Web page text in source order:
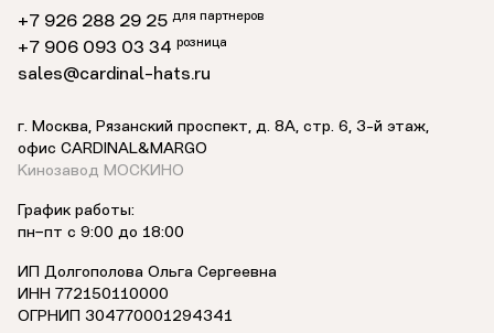
+7 926 288 29 25 для партнеров
+7 906 093 03 34 розница
sales@cardinal-hats.ru
г. Москва, Рязанский проспект, д. 8А, стр. 6, 3-й этаж
офис CARDINAL&MARGO
Кинозавод МОСКИНО
График работы:
пн−пт с 9:00 до 18:00
ИП Долгополова Ольга Сергеевна
ИНН 772150110000
ОГРНИП 304770001294341